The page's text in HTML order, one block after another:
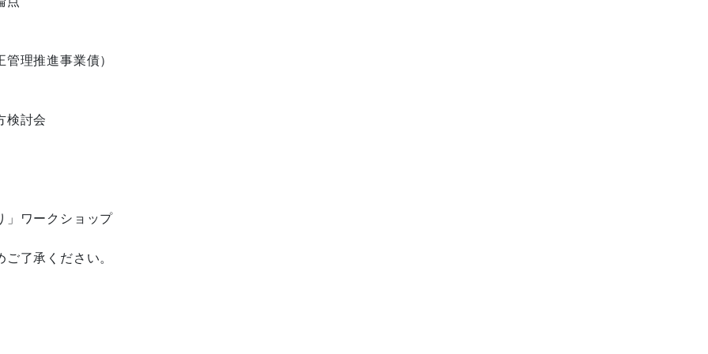
理推進事業債）
検討会
ワークショップ
了承ください。